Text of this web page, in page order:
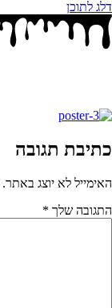
דלג לתוכן
כתיבת תגובה
האימייל לא יוצג באתר.
התגובה שלך *